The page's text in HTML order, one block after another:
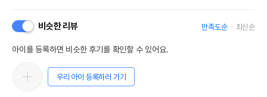
비슷한 리뷰 만족도순 최신순
아이를 등록하면 비슷한 후기를 확인할 수 있어요.
우리 아이 등록하러 가기